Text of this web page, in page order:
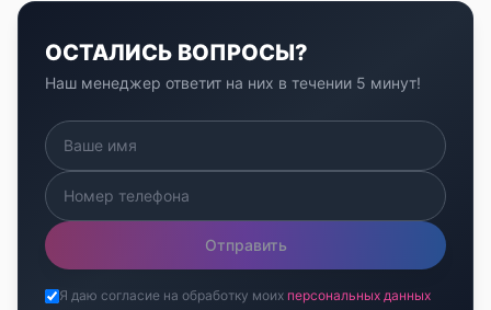
ОСТАЛИСЬ ВОПРОСЫ?
Наш менеджер ответит на них в течении 5 минут!
Отправить
Я даю согласие на обработку моих персональных данных